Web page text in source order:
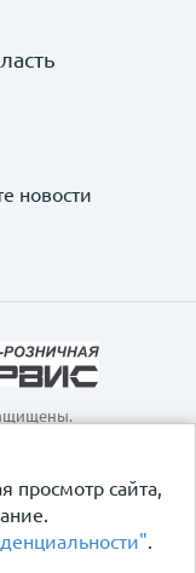
просмотр сайта,
.
новости
о товарах и
и ни при
офертой,